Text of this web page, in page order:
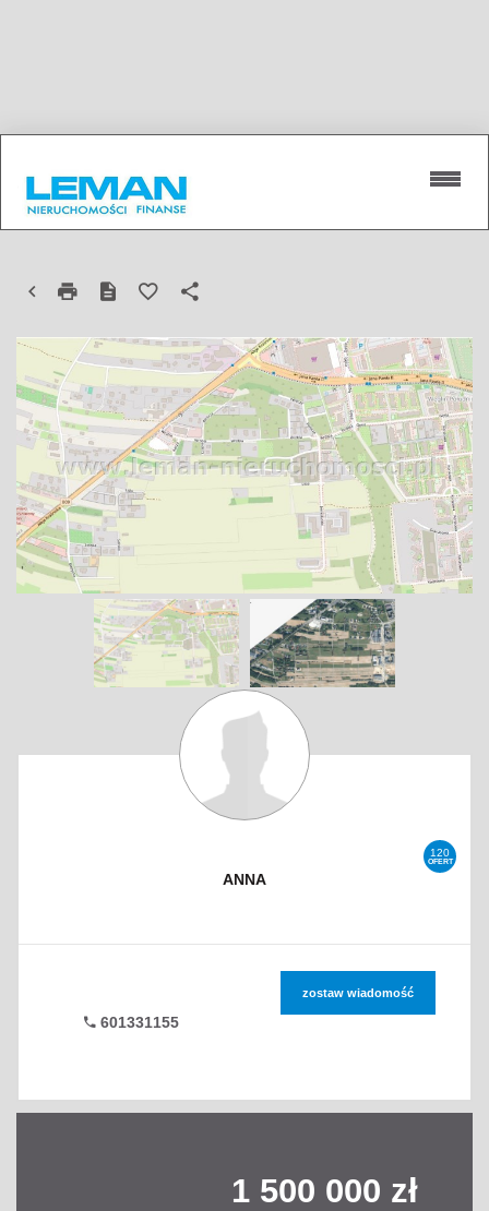
LUBLIN, WĘGLIN, WĘGLIN POŁUDNIE
120
OFERT
ANNA
601331155
zostaw wiadomość
1 500 000 zł